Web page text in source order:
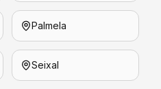
Palmela
Seixal